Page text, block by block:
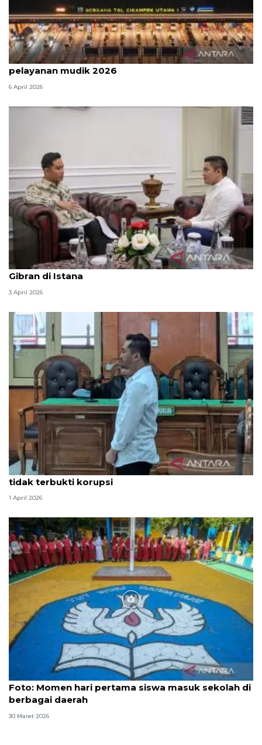
Survei: 88,8 persen responden puas dengan
pelayanan mudik 2026
6 April 2026
Seskab Teddy silaturahmi Idul Fitri ke Wapres
Gibran di Istana
3 April 2026
Hakim PN Medan vonis bebas Amsal Sitepu karena
tidak terbukti korupsi
1 April 2026
Foto: Momen hari pertama siswa masuk sekolah di
berbagai daerah
30 Maret 2026